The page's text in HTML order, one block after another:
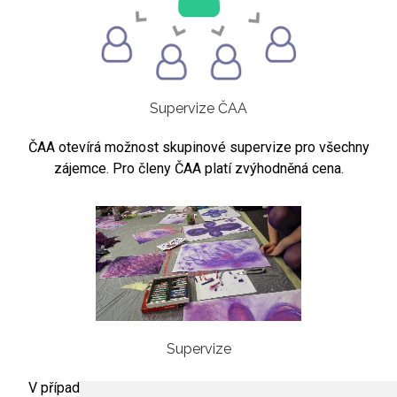
Supervize ČAA
ČAA otevírá možnost skupinové supervize pro všechny
zájemce. Pro členy ČAA platí zvýhodněná cena.
Supervize
V případě zájmu o skupinovou artesupervizi kontaktujte